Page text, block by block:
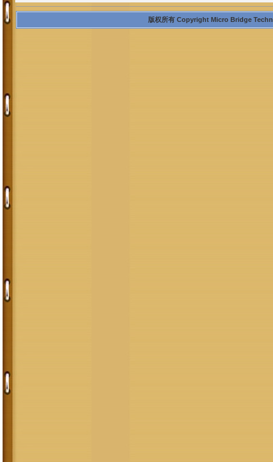
版权所有 Copyright Micro Bridge